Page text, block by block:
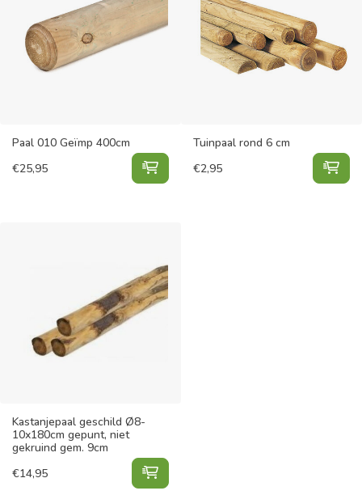
Paal 010 Geïmp 400cm
€25,95 Paal 010 Geïmp 400cm toevoegen
Tuinpaal rond 6 cm
€2,95
Kastanjepaal geschild Ø8-
10x180cm gepunt, niet
gekruind gem. 9cm
€14,95 Kastanjepaal geschild Ø8-